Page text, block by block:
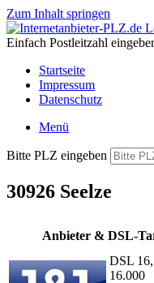
Zum Inhalt springen
Einfach Postleitzahl
Startseite
Impressum
Datenschutz
Menü
Bitte PLZ eingeben
30926 Seelze
Anbieter & DSL-
DSL
16.000